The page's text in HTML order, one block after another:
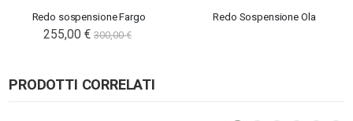
Redo sospensione Fargo
255,00 € 300,00 €
Redo Sospensione Ola
PRODOTTI CORRELATI